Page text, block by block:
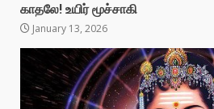
காதலே! உயிர் மூச்சாகி
January 13, 2026